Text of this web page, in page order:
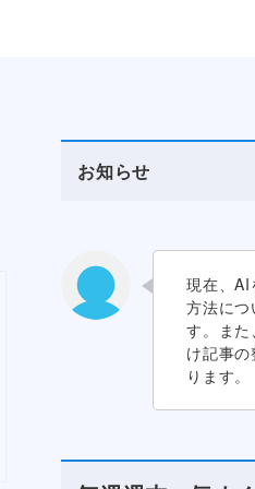
お知らせ
現在、AI
方法に
す。ま
け記事
ります。